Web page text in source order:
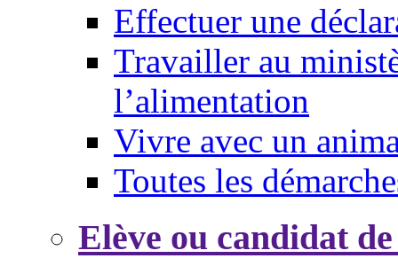
Effectuer une
Travailler au
l’alimentation
Vivre avec un
Toutes les
Elève ou candidat